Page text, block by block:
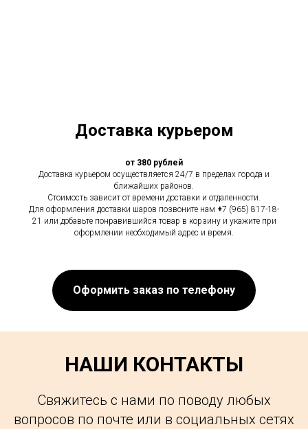
Доставка курьером
от 380 рублей
Доставка курьером осуществляется 24/7 в пределах города и
ближайших районов.
Стоимость зависит от времени доставки и отдаленности.
Для оформления доставки шаров позвоните нам +7 (965) 817-18-
21 или добавьте понравившийся товар в корзину и укажите при
оформлении необходимый адрес и время.
Оформить заказ по телефону
НАШИ КОНТАКТЫ
Свяжитесь с нами по поводу любых
вопросов по почте или в социальных сетях